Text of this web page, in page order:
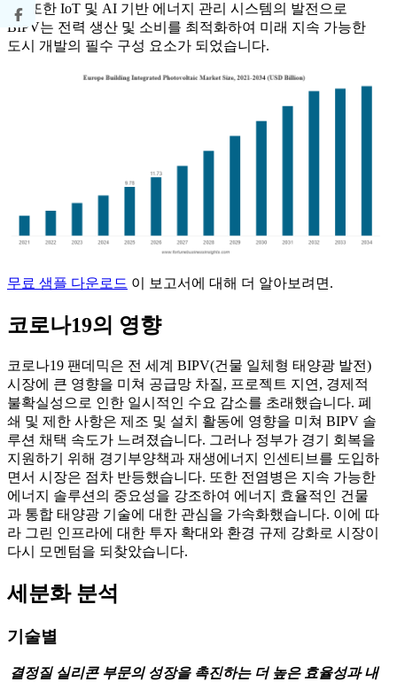
다. 또한 IoT 및 AI 기반 에너지 관리 시스템의 발전으로
BIPV는 전력 생산 및 소비를 최적화하여 미래 지속 가능한
도시 개발의 필수 구성 요소가 되었습니다.
무료 샘플 다운로드 이 보고서에 대해 더 알아보려면.
코로나19의 영향
코로나19 팬데믹은 전 세계 BIPV(건물 일체형 태양광 발전)
시장에 큰 영향을 미쳐 공급망 차질, 프로젝트 지연, 경제적
불확실성으로 인한 일시적인 수요 감소를 초래했습니다. 폐
쇄 및 제한 사항은 제조 및 설치 활동에 영향을 미쳐 BIPV 솔
루션 채택 속도가 느려졌습니다. 그러나 정부가 경기 회복을
지원하기 위해 경기부양책과 재생에너지 인센티브를 도입하
면서 시장은 점차 반등했습니다. 또한 전염병은 지속 가능한
에너지 솔루션의 중요성을 강조하여 에너지 효율적인 건물
과 통합 태양광 기술에 대한 관심을 가속화했습니다. 이에 따
라 그린 인프라에 대한 투자 확대와 환경 규제 강화로 시장이
다시 모멘텀을 되찾았습니다.
세분화 분석
기술별
결정질 실리콘 부문의 성장을 촉진하는 더 높은 효율성과 내